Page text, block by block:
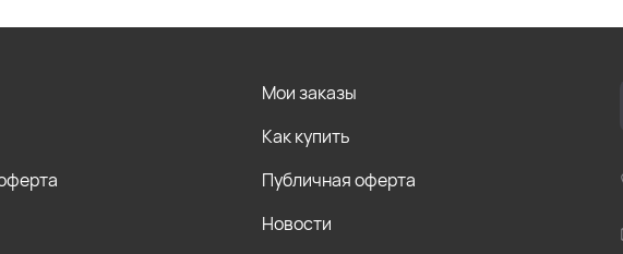
Мои заказы
Как купить
Публичная оферта
Новости